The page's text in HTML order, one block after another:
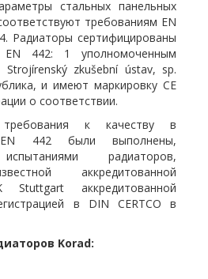
стальных панельных
требованиям EN
Радиаторы сертифицированы
442: 1 уполномоченным
zkušební ústav, sp.
и имеют маркировку CE
о соответствии.
к качеству в
442 были выполнены,
радиаторов,
аккредитованной
Stuttgart аккредитованной
в DIN CERTCO в
Korad: